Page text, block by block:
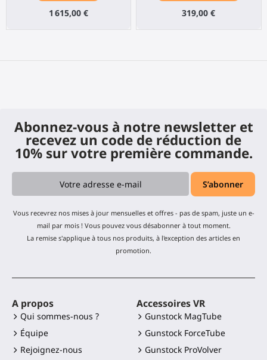
1 615,00 € 319,00 €
Abonnez-vous à notre newsletter et
recevez un code de réduction de
10% sur votre première commande.
Vous recevrez nos mises à jour mensuelles et offres - pas de spam, juste un e-
mail par mois ! Vous pouvez vous désabonner à tout moment.
La remise s'applique à tous nos produits, à l'exception des articles en
promotion.
A propos
Qui sommes-nous ?
Équipe
Rejoignez-nous
Accessoires VR
Gunstock MagTube
Gunstock ForceTube
Gunstock ProVolver